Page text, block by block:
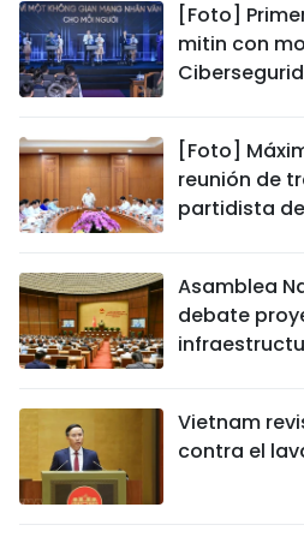
[Foto]
mitin con
[Foto]
reunión de
partidista
Asamblea
debate
Vietnam
contra el